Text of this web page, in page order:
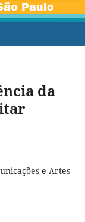
da
e Artes